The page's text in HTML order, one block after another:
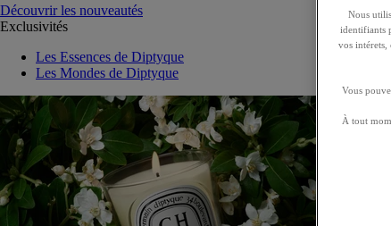
Découvrir les nouveautés
Exclusivités
Les Essences de Diptyque
Les Mondes de Diptyque
Nous
identifiants
vos intérets,
Vous
À tout